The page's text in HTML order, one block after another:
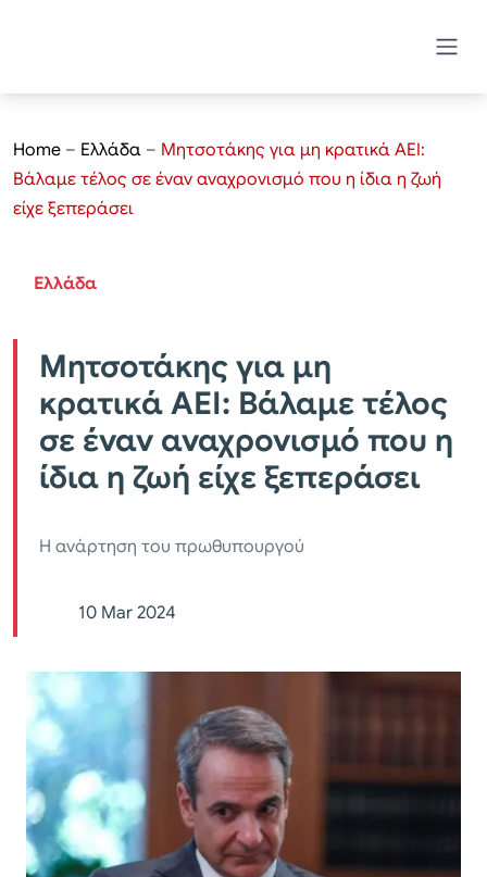
Home – Ελλάδα – Μητσοτάκης για μη κρατικά ΑΕΙ:
Βάλαμε τέλος σε έναν αναχρονισμό που η ίδια η ζωή
είχε ξεπεράσει
Ελλάδα
Μητσοτάκης για μη
κρατικά ΑΕΙ: Βάλαμε τέλος
σε έναν αναχρονισμό που η
ίδια η ζωή είχε ξεπεράσει
Η ανάρτηση του πρωθυπουργού
10 Mar 2024